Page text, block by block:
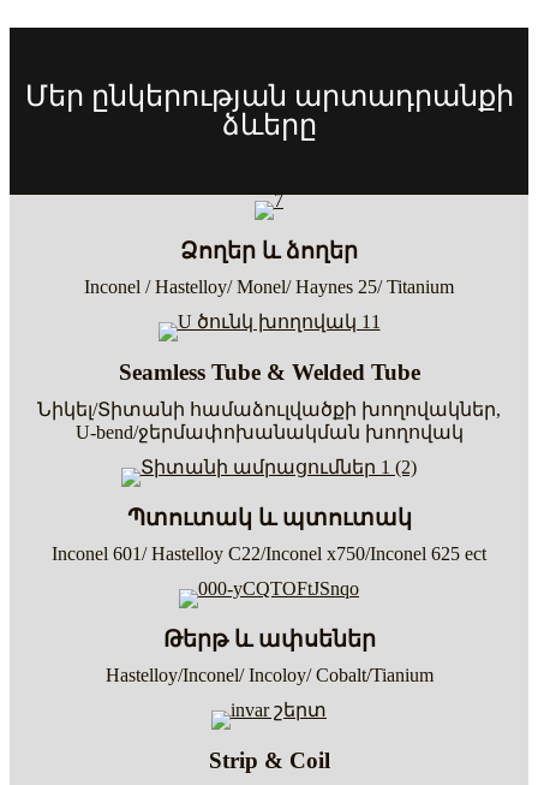
Մեր ընկերության արտադրանքի
ձևերը
Ձողեր և ձողեր
Inconel / Hastelloy/ Monel/ Haynes 25/ Titanium
Seamless Tube & Welded Tube
Նիկել/Տիտանի համաձուլվածքի խողովակներ,
U-bend/ջերմափոխանակման խողովակ
Պտուտակ և պտուտակ
Inconel 601/ Hastelloy C22/Inconel x750/Inconel 625 ect
Թերթ և ափսեներ
Hastelloy/Inconel/ Incoloy/ Cobalt/Tianium
Strip & Coil